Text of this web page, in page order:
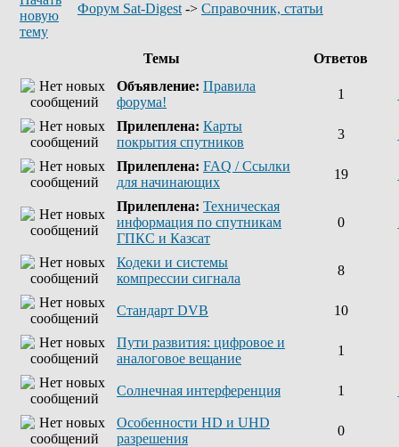
Форум Sat-Digest -> Справочник, статьи
Темы
Ответов
Объявление: Правила
форума!
1
Прилеплена: Карты
покрытия спутников
3
Прилеплена: FAQ / Ссылки
для начинающих
19
Прилеплена: Техническая
информация по спутникам
ГПКС и Казсат
0
Кодеки и системы
компрессии сигнала
8
Стандарт DVB 10
Пути развития: цифровое и
аналоговое вещание
1
Солнечная интерференция 1
Особенности HD и UHD
разрешения
0